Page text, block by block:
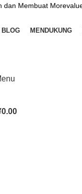
Membuat
BLOG MENDUKUNG
0.00